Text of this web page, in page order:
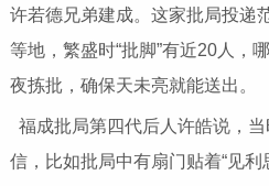
许若德兄弟建成。这家批局投递
等地，繁盛时“批脚”有近20人，
夜拣批，确保天未亮就能送出。
福成批局第四代后人许皓说，
信，比如批局中有扇门贴着“见利